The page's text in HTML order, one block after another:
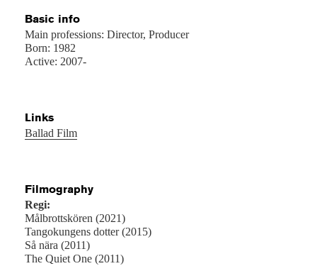
Basic info
Main professions: Director, Producer
Born: 1982
Active: 2007-
Links
Ballad Film
Filmography
Regi:
Målbrottskören (2021)
Tangokungens dotter (2015)
Så nära (2011)
The Quiet One (2011)